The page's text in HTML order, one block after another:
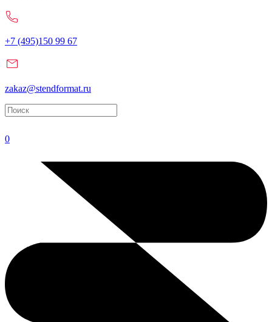
+7 (495)150 99 67
zakaz@stendformat.ru
0